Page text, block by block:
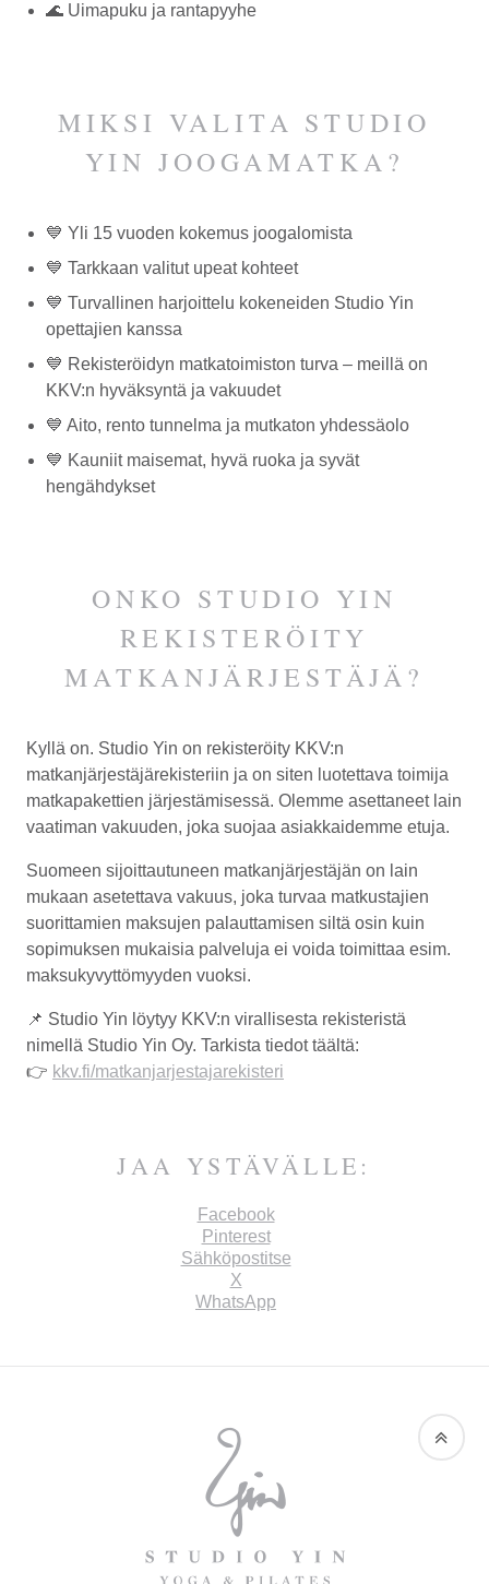
🌊 Uimapuku ja rantapyyhe
MIKSI VALITA STUDIO
YIN JOOGAMATKA?
💙 Yli 15 vuoden kokemus joogalomista
💙 Tarkkaan valitut upeat kohteet
💙 Turvallinen harjoittelu kokeneiden Studio Yin
opettajien kanssa
💙 Rekisteröidyn matkatoimiston turva – meillä on
KKV:n hyväksyntä ja vakuudet
💙 Aito, rento tunnelma ja mutkaton yhdessäolo
💙 Kauniit maisemat, hyvä ruoka ja syvät
hengähdykset
ONKO STUDIO YIN
REKISTERÖITY
MATKANJÄRJESTÄJÄ?
Kyllä on. Studio Yin on rekisteröity KKV:n
matkanjärjestäjärekisteriin ja on siten luotettava toimija
matkapakettien järjestämisessä. Olemme asettaneet lain
vaatiman vakuuden, joka suojaa asiakkaidemme etuja.
Suomeen sijoittautuneen matkanjärjestäjän on lain
mukaan asetettava vakuus, joka turvaa matkustajien
suorittamien maksujen palauttamisen siltä osin kuin
sopimuksen mukaisia palveluja ei voida toimittaa esim.
maksukyvyttömyyden vuoksi.
📌 Studio Yin löytyy KKV:n virallisesta rekisteristä
nimellä Studio Yin Oy. Tarkista tiedot täältä:
👉 kkv.fi/matkanjarjestajarekisteri
JAA YSTÄVÄLLE:
Facebook
Pinterest
Sähköpostitse
X
WhatsApp
STUDIO
STUDIO